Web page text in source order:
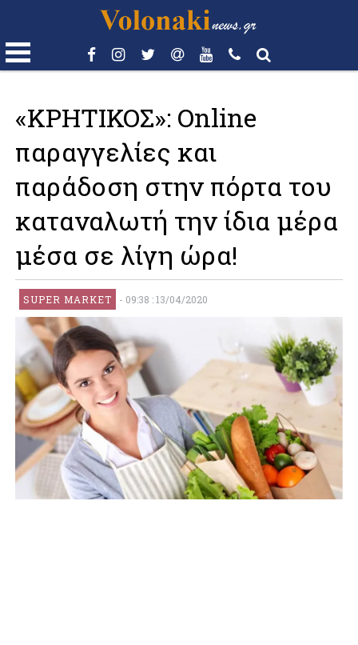
«ΚΡΗΤΙΚΟΣ»: Online
παραγγελίες και
παράδοση στην πόρτα του
καταναλωτή την ίδια μέρα
μέσα σε λίγη ώρα!
SUPER MARKET - 09:38 : 13/04/2020